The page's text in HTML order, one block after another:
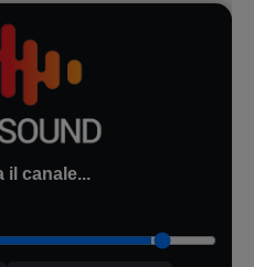
il canale...